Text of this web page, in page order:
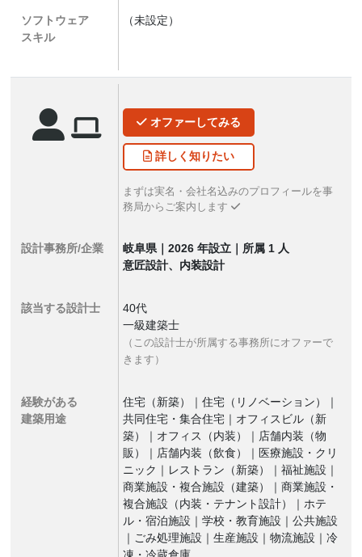
ソフトウェア
スキル
（未設定）
オファーしてみる
詳しく知りたい
まずは実名・会社名込みのプロフィールを事
務局からご案内します
設計事務所/企業
岐阜県｜2026 年設立｜所属 1 人
意匠設計、内装設計
該当する設計士
40代
一級建築士
（この設計士が所属する事務所にオファーで
きます）
経験がある
建築用途
住宅（新築）｜住宅（リノベーション）｜
共同住宅・集合住宅｜オフィスビル（新
築）｜オフィス（内装）｜店舗内装（物
販）｜店舗内装（飲食）｜医療施設・クリ
ニック｜レストラン（新築）｜福祉施設｜
商業施設・複合施設（建築）｜商業施設・
複合施設（内装・テナント設計）｜ホテ
ル・宿泊施設｜学校・教育施設｜公共施設
｜ごみ処理施設｜生産施設｜物流施設｜冷